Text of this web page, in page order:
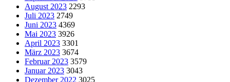
August 2023 2293
Juli 2023 2749
Juni 2023 4369
Mai 2023 3926
April 2023 3301
März 2023 3674
Februar 2023 3579
Januar 2023 3043
Dezember 2022 3025